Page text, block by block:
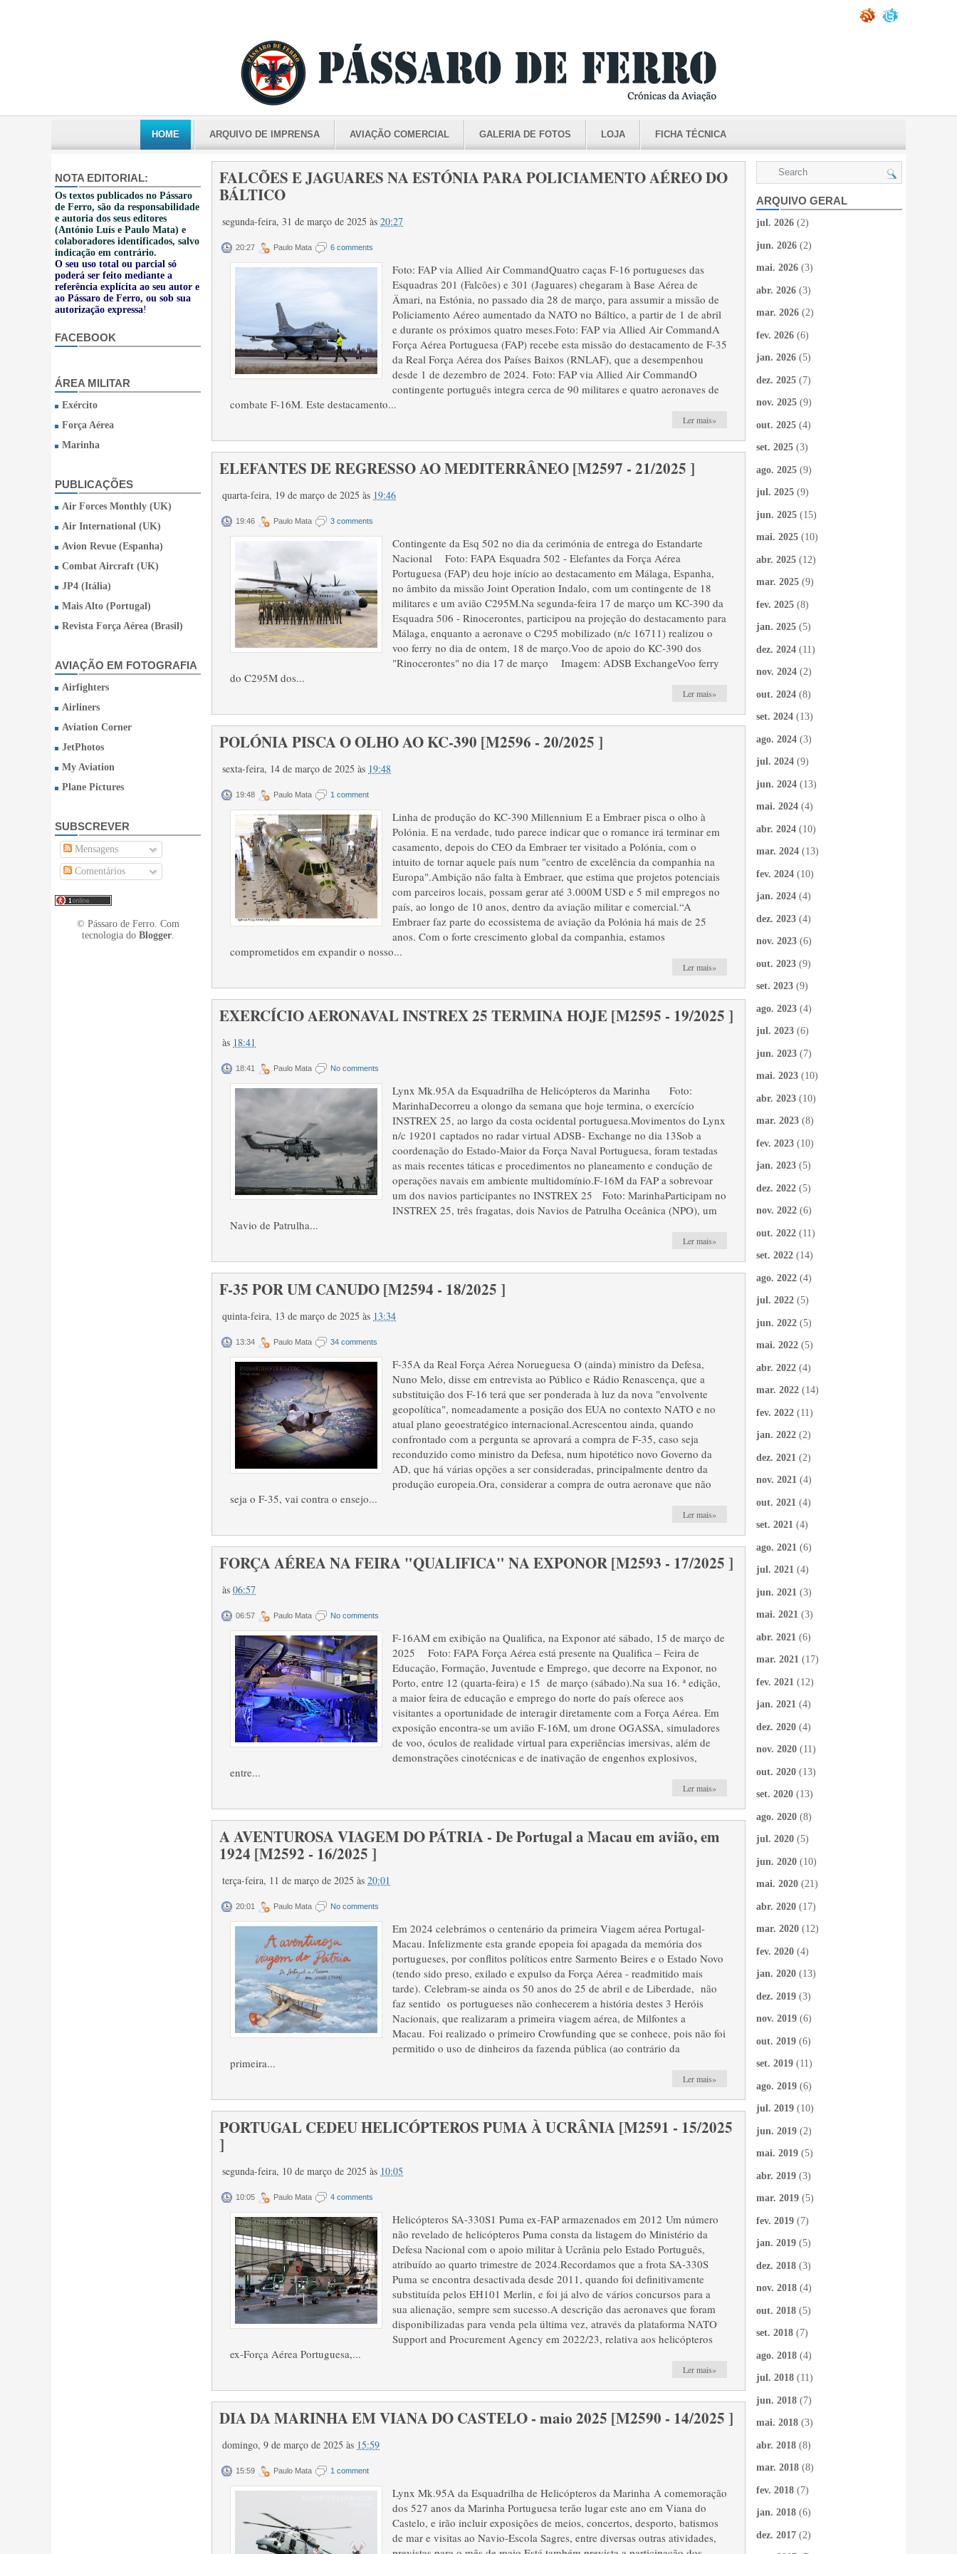
HOME ARQUIVO DE IMPRENSA AVIAÇÃO COMERCIAL GALERIA DE FOTOS LOJA FICHA TÉCNICA
NOTA EDITORIAL:
Os textos publicados no Pássaro
de Ferro, são da responsabilidade
e autoria dos seus editores
(António Luís e Paulo Mata) e
colaboradores identificados, salvo
indicação em contrário.
O seu uso total ou parcial só
poderá ser feito mediante a
referência explícita ao seu autor e
ao Pássaro de Ferro, ou sob sua
autorização expressa!
FACEBOOK
ÁREA MILITAR
Exército
Força Aérea
Marinha
PUBLICAÇÕES
Air Forces Monthly (UK)
Air International (UK)
Avion Revue (Espanha)
Combat Aircraft (UK)
JP4 (Itália)
Mais Alto (Portugal)
Revista Força Aérea (Brasil)
AVIAÇÃO EM FOTOGRAFIA
Airfighters
Airliners
Aviation Corner
JetPhotos
My Aviation
Plane Pictures
SUBSCREVER
Mensagens
Comentários
© Pássaro de Ferro. Com
tecnologia do Blogger.
FALCÕES E JAGUARES NA ESTÓNIA PARA POLICIAMENTO AÉREO DO
BÁLTICO
segunda-feira, 31 de março de 2025 às 20:27
20:27 Paulo Mata 6 comments
Foto: FAP via Allied Air CommandQuatro caças F-16 portugueses das
Esquadras 201 (Falcões) e 301 (Jaguares) chegaram à Base Aérea de
Ämari, na Estónia, no passado dia 28 de março, para assumir a missão de
Policiamento Aéreo aumentado da NATO no Báltico, a partir de 1 de abril
e durante os próximos quatro meses.Foto: FAP via Allied Air CommandA
Força Aérea Portuguesa (FAP) recebe esta missão do destacamento de F-35
da Real Força Aérea dos Países Baixos (RNLAF), que a desempenhou
desde 1 de dezembro de 2024. Foto: FAP via Allied Air CommandO
contingente português integra cerca de 90 militares e quatro aeronaves de
combate F-16M. Este destacamento...
Ler mais»
ELEFANTES DE REGRESSO AO MEDITERRÂNEO [M2597 - 21/2025 ]
quarta-feira, 19 de março de 2025 às 19:46
19:46 Paulo Mata 3 comments
Contingente da Esq 502 no dia da cerimónia de entrega do Estandarte
Nacional Foto: FAPA Esquadra 502 - Elefantes da Força Aérea
Portuguesa (FAP) deu hoje início ao destacamento em Málaga, Espanha,
no âmbito da missão Joint Operation Indalo, com um contingente de 18
militares e um avião C295M.Na segunda-feira 17 de março um KC-390 da
Esquadra 506 - Rinocerontes, participou na projeção do destacamento para
Málaga, enquanto a aeronave o C295 mobilizado (n/c 16711) realizou o
voo ferry no dia de ontem, 18 de março.Voo de apoio do KC-390 dos
"Rinocerontes" no dia 17 de março Imagem: ADSB ExchangeVoo ferry
do C295M dos...
Ler mais»
POLÓNIA PISCA O OLHO AO KC-390 [M2596 - 20/2025 ]
sexta-feira, 14 de março de 2025 às 19:48
19:48 Paulo Mata 1 comment
Linha de produção do KC-390 Millennium E a Embraer pisca o olho à
Polónia. E na verdade, tudo parece indicar que o romance irá terminar em
casamento, depois do CEO da Embraer ter visitado a Polónia, com o
intuito de tornar aquele país num "centro de excelência da companhia na
Europa".Ambição não falta à Embraer, que estima que projetos potenciais
com parceiros locais, possam gerar até 3.000M USD e 5 mil empregos no
país, ao longo de 10 anos, dentro da aviação militar e comercial.“A
Embraer faz parte do ecossistema de aviação da Polónia há mais de 25
anos. Com o forte crescimento global da companhia, estamos
comprometidos em expandir o nosso...
Ler mais»
EXERCÍCIO AERONAVAL INSTREX 25 TERMINA HOJE [M2595 - 19/2025 ]
às 18:41
18:41 Paulo Mata No comments
Lynx Mk.95A da Esquadrilha de Helicópteros da Marinha Foto:
MarinhaDecorreu a olongo da semana que hoje termina, o exercício
INSTREX 25, ao largo da costa ocidental portuguesa.Movimentos do Lynx
n/c 19201 captados no radar virtual ADSB- Exchange no dia 13Sob a
coordenação do Estado-Maior da Força Naval Portuguesa, foram testadas
as mais recentes táticas e procedimentos no planeamento e condução de
operações navais em ambiente multidomínio.F-16M da FAP a sobrevoar
um dos navios participantes no INSTREX 25 Foto: MarinhaParticipam no
INSTREX 25, três fragatas, dois Navios de Patrulha Oceânica (NPO), um
Navio de Patrulha...
Ler mais»
F-35 POR UM CANUDO [M2594 - 18/2025 ]
quinta-feira, 13 de março de 2025 às 13:34
13:34 Paulo Mata 34 comments
F-35A da Real Força Aérea Norueguesa O (ainda) ministro da Defesa,
Nuno Melo, disse em entrevista ao Público e Rádio Renascença, que a
substituição dos F-16 terá que ser ponderada à luz da nova "envolvente
geopolítica", nomeadamente a posição dos EUA no contexto NATO e no
atual plano geoestratégico internacional.Acrescentou ainda, quando
confrontado com a pergunta se aprovará a compra de F-35, caso seja
reconduzido como ministro da Defesa, num hipotético novo Governo da
AD, que há várias opções a ser consideradas, principalmente dentro da
produção europeia.Ora, considerar a compra de outra aeronave que não
seja o F-35, vai contra o ensejo...
Ler mais»
FORÇA AÉREA NA FEIRA "QUALIFICA" NA EXPONOR [M2593 - 17/2025 ]
às 06:57
06:57 Paulo Mata No comments
F-16AM em exibição na Qualifica, na Exponor até sábado, 15 de março de
2025 Foto: FAPA Força Aérea está presente na Qualifica – Feira de
Educação, Formação, Juventude e Emprego, que decorre na Exponor, no
Porto, entre 12 (quarta-feira) e 15 de março (sábado).Na sua 16. ª edição,
a maior feira de educação e emprego do norte do país oferece aos
visitantes a oportunidade de interagir diretamente com a Força Aérea. Em
exposição encontra-se um avião F-16M, um drone OGASSA, simuladores
de voo, óculos de realidade virtual para experiências imersivas, além de
demonstrações cinotécnicas e de inativação de engenhos explosivos,
entre...
Ler mais»
A AVENTUROSA VIAGEM DO PÁTRIA - De Portugal a Macau em avião, em
1924 [M2592 - 16/2025 ]
terça-feira, 11 de março de 2025 às 20:01
20:01 Paulo Mata No comments
Em 2024 celebrámos o centenário da primeira Viagem aérea Portugal-
Macau. Infelizmente esta grande epopeia foi apagada da memória dos
portugueses, por conflitos políticos entre Sarmento Beires e o Estado Novo
(tendo sido preso, exilado e expulso da Força Aérea - readmitido mais
tarde). Celebram-se ainda os 50 anos do 25 de abril e de Liberdade, não
faz sentido os portugueses não conhecerem a história destes 3 Heróis
Nacionais, que realizaram a primeira viagem aérea, de Milfontes a
Macau. Foi realizado o primeiro Crowfunding que se conhece, pois não foi
permitido o uso de dinheiros da fazenda pública (ao contrário da
primeira...
Ler mais»
PORTUGAL CEDEU HELICÓPTEROS PUMA À UCRÂNIA [M2591 - 15/2025
]
segunda-feira, 10 de março de 2025 às 10:05
10:05 Paulo Mata 4 comments
Helicópteros SA-330S1 Puma ex-FAP armazenados em 2012 Um número
não revelado de helicópteros Puma consta da listagem do Ministério da
Defesa Nacional com o apoio militar à Ucrânia pelo Estado Português,
atribuído ao quarto trimestre de 2024.Recordamos que a frota SA-330S
Puma se encontra desactivada desde 2011, quando foi definitivamente
substituída pelos EH101 Merlin, e foi já alvo de vários concursos para a
sua alienação, sempre sem sucesso.A descrição das aeronaves que foram
disponibilizadas para venda pela última vez, através da plataforma NATO
Support and Procurement Agency em 2022/23, relativa aos helicópteros
ex-Força Aérea Portuguesa,...
Ler mais»
DIA DA MARINHA EM VIANA DO CASTELO - maio 2025 [M2590 - 14/2025 ]
domingo, 9 de março de 2025 às 15:59
15:59 Paulo Mata 1 comment
Lynx Mk.95A da Esquadrilha de Helicópteros da Marinha A comemoração
dos 527 anos da Marinha Portuguesa terão lugar este ano em Viana do
Castelo, e irão incluir exposições de meios, concertos, desporto, batismos
de mar e visitas ao Navio-Escola Sagres, entre diversas outras atividades,
ARQUIVO GERAL
jul. 2026 (2)
jun. 2026 (2)
mai. 2026 (3)
abr. 2026 (3)
mar. 2026 (2)
fev. 2026 (6)
jan. 2026 (5)
dez. 2025 (7)
nov. 2025 (9)
out. 2025 (4)
set. 2025 (3)
ago. 2025 (9)
jul. 2025 (9)
jun. 2025 (15)
mai. 2025 (10)
abr. 2025 (12)
mar. 2025 (9)
fev. 2025 (8)
jan. 2025 (5)
dez. 2024 (11)
nov. 2024 (2)
out. 2024 (8)
set. 2024 (13)
ago. 2024 (3)
jul. 2024 (9)
jun. 2024 (13)
mai. 2024 (4)
abr. 2024 (10)
mar. 2024 (13)
fev. 2024 (10)
jan. 2024 (4)
dez. 2023 (4)
nov. 2023 (6)
out. 2023 (9)
set. 2023 (9)
ago. 2023 (4)
jul. 2023 (6)
jun. 2023 (7)
mai. 2023 (10)
abr. 2023 (10)
mar. 2023 (8)
fev. 2023 (10)
jan. 2023 (5)
dez. 2022 (5)
nov. 2022 (6)
out. 2022 (11)
set. 2022 (14)
ago. 2022 (4)
jul. 2022 (5)
jun. 2022 (5)
mai. 2022 (5)
abr. 2022 (4)
mar. 2022 (14)
fev. 2022 (11)
jan. 2022 (2)
dez. 2021 (2)
nov. 2021 (4)
out. 2021 (4)
set. 2021 (4)
ago. 2021 (6)
jul. 2021 (4)
jun. 2021 (3)
mai. 2021 (3)
abr. 2021 (6)
mar. 2021 (17)
fev. 2021 (12)
jan. 2021 (4)
dez. 2020 (4)
nov. 2020 (11)
out. 2020 (13)
set. 2020 (13)
ago. 2020 (8)
jul. 2020 (5)
jun. 2020 (10)
mai. 2020 (21)
abr. 2020 (17)
mar. 2020 (12)
fev. 2020 (4)
jan. 2020 (13)
dez. 2019 (3)
nov. 2019 (6)
out. 2019 (6)
set. 2019 (11)
ago. 2019 (6)
jul. 2019 (10)
jun. 2019 (2)
mai. 2019 (5)
abr. 2019 (3)
mar. 2019 (5)
fev. 2019 (7)
jan. 2019 (5)
dez. 2018 (3)
nov. 2018 (4)
out. 2018 (5)
set. 2018 (7)
ago. 2018 (4)
jul. 2018 (11)
jun. 2018 (7)
mai. 2018 (3)
abr. 2018 (8)
mar. 2018 (8)
fev. 2018 (7)
jan. 2018 (6)
dez. 2017 (2)